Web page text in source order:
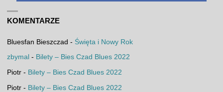
KOMENTARZE
Bluesfan Bieszczad - Święta i Nowy Rok
zbymal - Bilety – Bies Czad Blues 2022
Piotr- Bilety – Bies Czad Blues 2022
Piotr- Bilety – Bies Czad Blues 2022